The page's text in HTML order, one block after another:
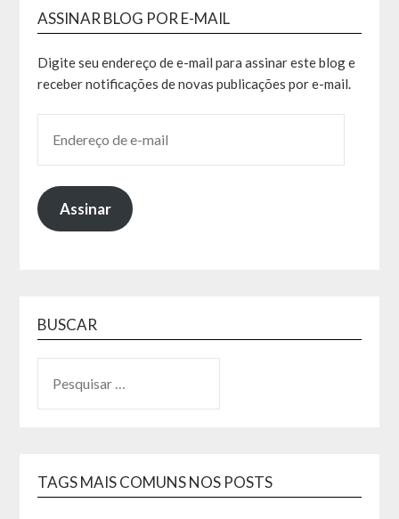
ASSINAR BLOG POR E-MAIL
Digite seu endereço de e-mail para assinar este blog e
receber notificações de novas publicações por e-mail.
Assinar
BUSCAR
TAGS MAIS COMUNS NOS POSTS